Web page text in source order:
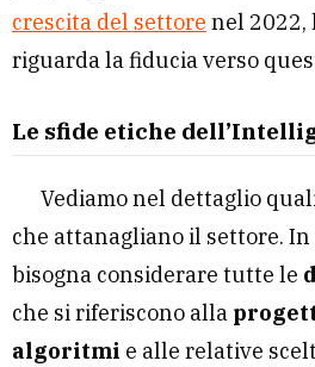
crescita del settore nel
riguarda la fiducia verso
Le sfide etiche
Vediamo nel dettaglio
che attanagliano il settore. In
bisogna considerare tutte le
che si riferiscono alla
algoritmi e alle relative